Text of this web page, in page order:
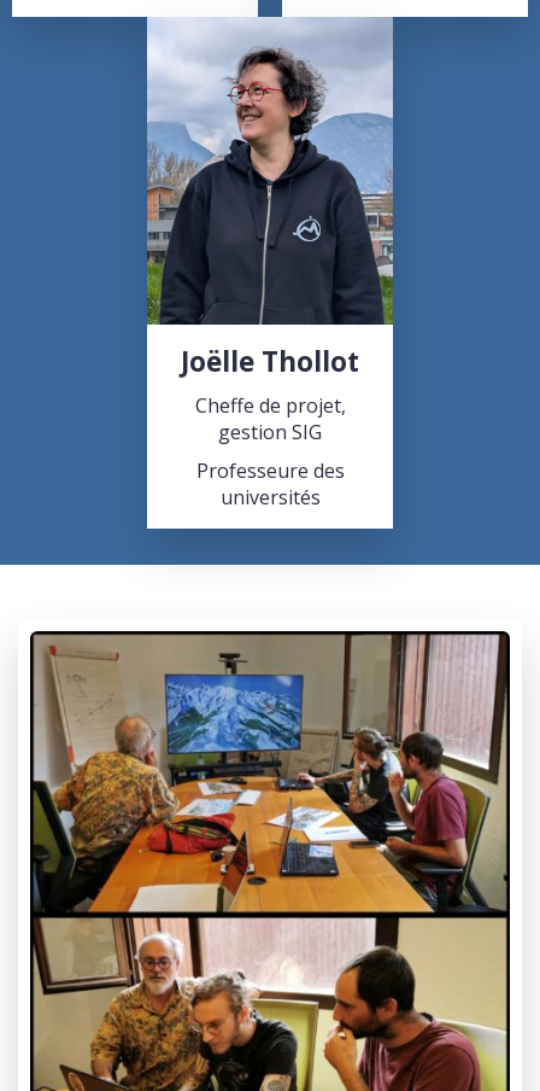
Joëlle Thollot
Cheffe de projet,
gestion SIG
Professeure des
universités